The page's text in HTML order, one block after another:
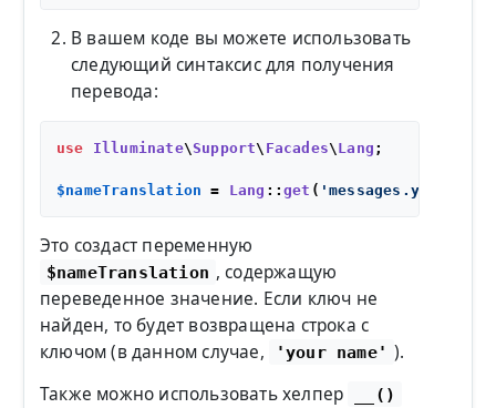
В вашем коде вы можете использовать
следующий синтаксис для получения
перевода:
use Illuminate\Support\ Facades\ Lang ;
$nameTranslation = Lang ::get ( 'messages.your
Это создаст переменную
$nameTranslation , содержащую
переведенное значение. Если ключ не
найден, то будет возвращена строка с
ключом (в данном случае,
'your name' ).
Также можно использовать хелпер
__()